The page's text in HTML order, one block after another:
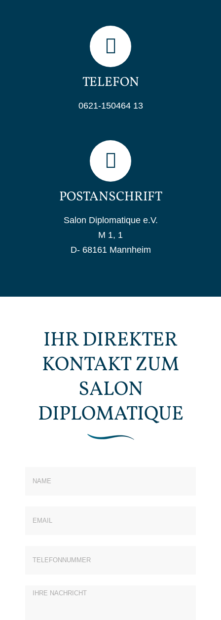
TELEFON
0621-150464 13
POSTANSCHRIFT
Salon Diplomatique e.V.
M 1, 1
D- 68161 Mannheim
IHR DIREKTER
KONTAKT ZUM
SALON
DIPLOMATIQUE